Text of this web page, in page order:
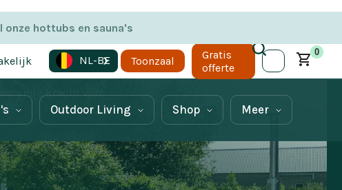
hottubs en sauna's
NL-BE Toonzaal
Gratis
offerte
0
Outdoor Living Shop Meer
u uitnodigt om te
kracht van